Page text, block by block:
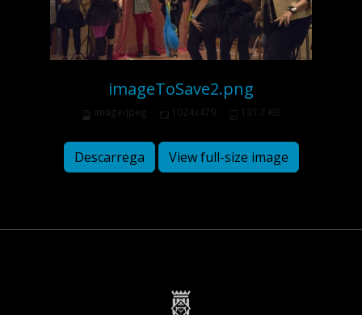
imageToSave2.png
image/jpeg 1024x479 131.7 KB
Descarrega View full-size image